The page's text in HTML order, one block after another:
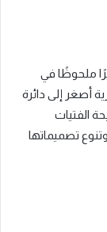
ملحوظًا في
أصغر إلى دائرة
الفتيات
تصميماتها